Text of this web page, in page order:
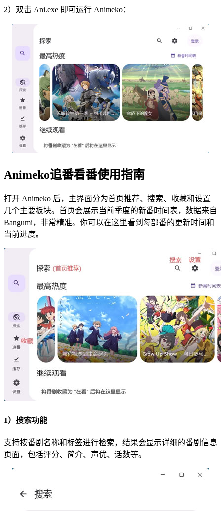
2）双击 Ani.exe 即可运行 Animeko：
Animeko追番看番使用指南
打开 Animeko 后，主界面分为首页推荐、搜索、收藏和设置
几个主要板块。首页会展示当前季度的新番时间表，数据来自
Bangumi，非常精准。你可以在这里看到每部番的更新时间和
当前进度。
1）搜索功能
支持按番剧名称和标签进行检索，结果会显示详细的番剧信息
页面，包括评分、简介、声优、话数等。